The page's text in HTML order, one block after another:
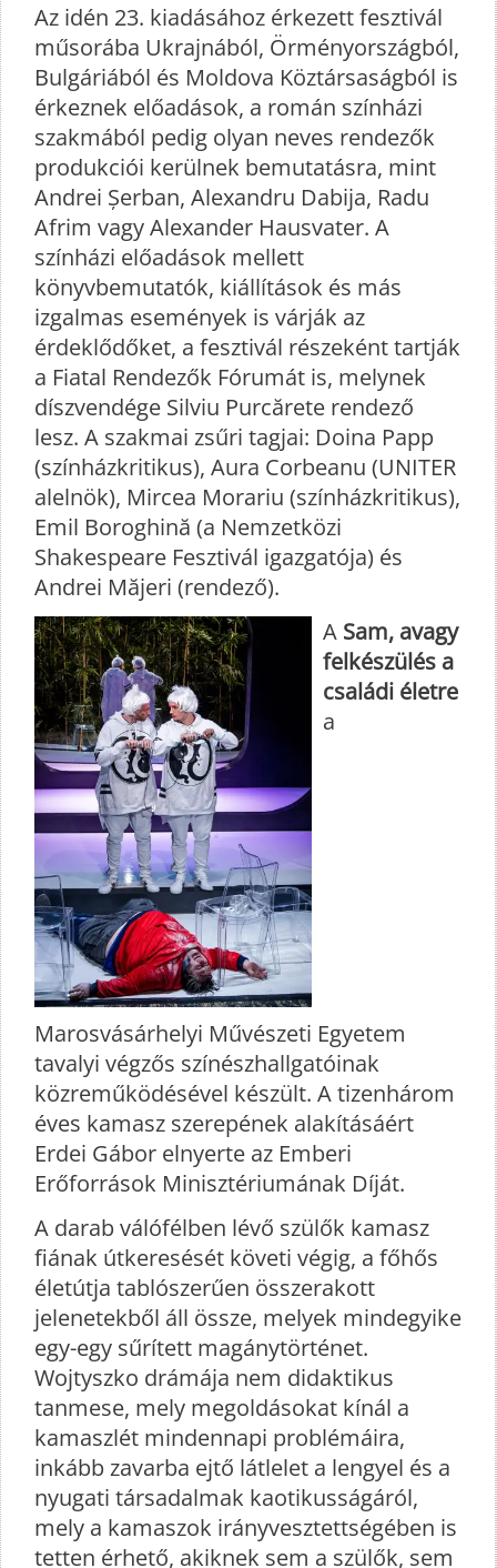
Az idén 23. kiadásához érkezett fesztivál
műsorába Ukrajnából, Örményországból,
Bulgáriából és Moldova Köztársaságból is
érkeznek előadások, a román színházi
szakmából pedig olyan neves rendezők
produkciói kerülnek bemutatásra, mint
Andrei Șerban, Alexandru Dabija, Radu
Afrim vagy Alexander Hausvater. A
színházi előadások mellett
könyvbemutatók, kiállítások és más
izgalmas események is várják az
érdeklődőket, a fesztivál részeként tartják
a Fiatal Rendezők Fórumát is, melynek
díszvendége Silviu Purcărete rendező
lesz. A szakmai zsűri tagjai: Doina Papp
(színházkritikus), Aura Corbeanu (UNITER
alelnök), Mircea Morariu (színházkritikus),
Emil Boroghină (a Nemzetközi
Shakespeare Fesztivál igazgatója) és
Andrei Măjeri (rendező).
A Sam, avagy
felkészülés a
családi életre
a
Marosvásárhelyi Művészeti Egyetem
tavalyi végzős színészhallgatóinak
közreműködésével készült. A tizenhárom
éves kamasz szerepének alakításáért
Erdei Gábor elnyerte az Emberi
Erőforrások Minisztériumának Díját.
A darab válófélben lévő szülők kamasz
fiának útkeresését követi végig, a főhős
életútja tablószerűen összerakott
jelenetekből áll össze, melyek mindegyike
egy-egy sűrített magánytörténet.
Wojtyszko drámája nem didaktikus
tanmese, mely megoldásokat kínál a
kamaszlét mindennapi problémáira,
inkább zavarba ejtő látlelet a lengyel és a
nyugati társadalmak kaotikusságáról,
mely a kamaszok irányvesztettségében is
tetten érhető, akiknek sem a szülők, sem